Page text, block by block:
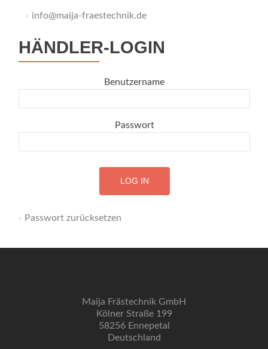
info@maija-fraestechnik.de
HÄNDLER-LOGIN
Benutzername
Passwort
Passwort zurücksetzen
Maija Frästechnik GmbH
Kölner Straße 199
58256 Ennepetal
Deutschland